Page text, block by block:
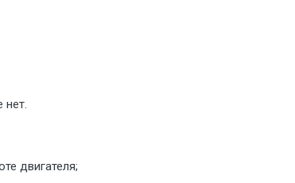
нет.
двигателя;